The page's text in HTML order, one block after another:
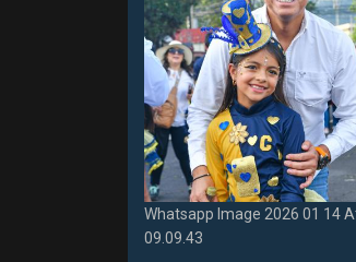
Whatsapp Image 2026 01 14
09.09.43